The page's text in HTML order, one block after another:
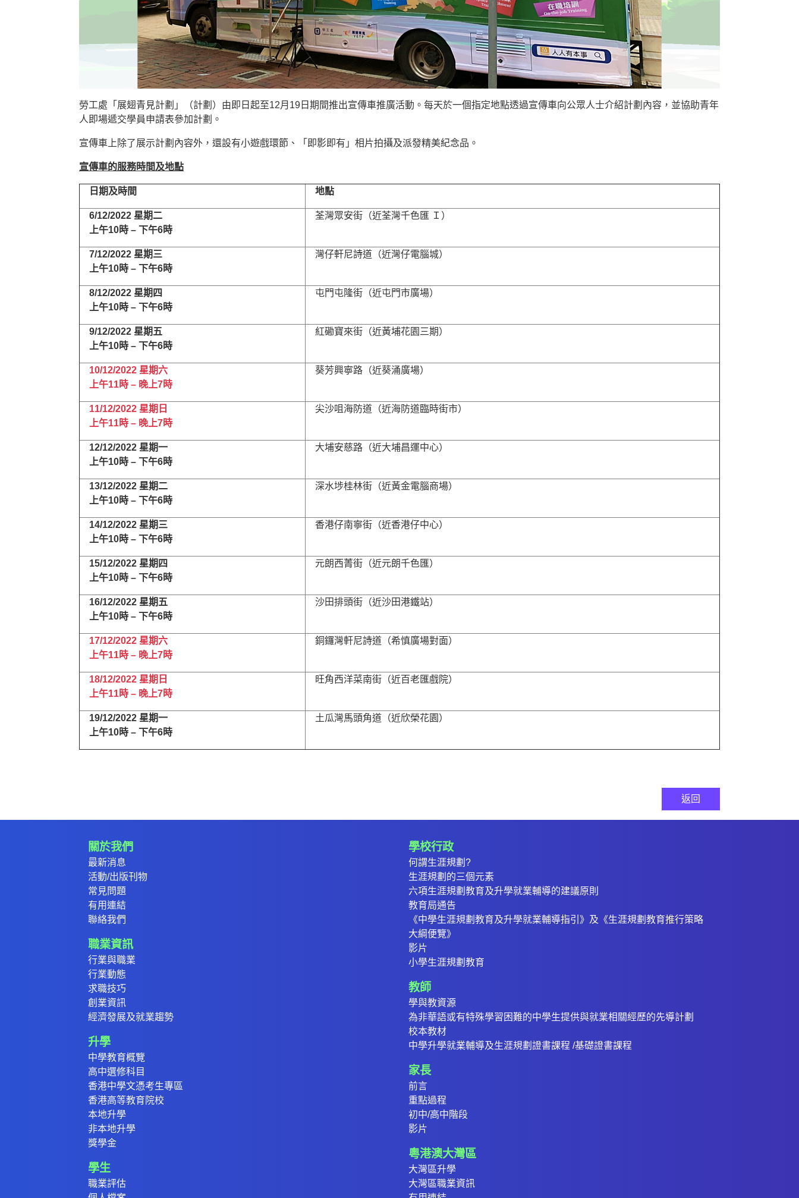
勞工處「展翅青見計劃」（計劃）由即日起至12月19日期間推出宣傳車推廣活動。每天於一個指定地點透過宣傳車向公眾人士介紹計劃內容，並協助青年
人即場遞交學員申請表參加計劃。
宣傳車上除了展示計劃內容外，還設有小遊戲環節、「即影即有」相片拍攝及派發精美紀念品。
宣傳車的服務時間及地點
日期及時間 地點
6/12/2022 星期二
上午10時 – 下午6時
荃灣眾安街（近荃灣千色匯 Ｉ）
7/12/2022 星期三
上午10時 – 下午6時
灣仔軒尼詩道（近灣仔電腦城）
8/12/2022 星期四
上午10時 – 下午6時
屯門屯隆街（近屯門市廣場）
9/12/2022 星期五
上午10時 – 下午6時
紅磡寶來街（近黃埔花園三期）
10/12/2022 星期六
上午11時 – 晚上7時
葵芳興寧路（近葵涌廣場）
11/12/2022 星期日
上午11時 – 晚上7時
尖沙咀海防道（近海防道臨時街市）
12/12/2022 星期一
上午10時 – 下午6時
大埔安慈路（近大埔昌運中心）
13/12/2022 星期二
上午10時 – 下午6時
深水埗桂林街（近黃金電腦商場）
14/12/2022 星期三
上午10時 – 下午6時
香港仔南寧街（近香港仔中心）
15/12/2022 星期四
上午10時 – 下午6時
元朗西菁街（近元朗千色匯）
16/12/2022 星期五
上午10時 – 下午6時
沙田排頭街（近沙田港鐵站）
17/12/2022 星期六
上午11時 – 晚上7時
銅鑼灣軒尼詩道（希慎廣場對面）
18/12/2022 星期日
上午11時 – 晚上7時
旺角西洋菜南街（近百老匯戲院）
19/12/2022 星期一
上午10時 – 下午6時
土瓜灣馬頭角道（近欣榮花園）
返回
關於我們
最新消息
活動/出版刊物
常見問題
有用連結
聯絡我們
職業資訊
行業與職業
行業動態
求職技巧
創業資訊
經濟發展及就業趨勢
升學
中學教育概覽
高中選修科目
香港中學文憑考生專區
香港高等教育院校
本地升學
非本地升學
獎學金
學生
職業評估
學校行政
何謂生涯規劃?
生涯規劃的三個元素
六項生涯規劃教育及升學就業輔導的建議原則
教育局通告
《中學生涯規劃教育及升學就業輔導指引》及《生涯規劃教育推行策略
大綱便覽》
影片
小學生涯規劃教育
教師
學與教資源
為非華語或有特殊學習困難的中學生提供與就業相關經歷的先導計劃
校本教材
中學升學就業輔導及生涯規劃證書課程 /基礎證書課程
家長
前言
重點過程
初中/高中階段
影片
粵港澳大灣區
大灣區升學
大灣區職業資訊